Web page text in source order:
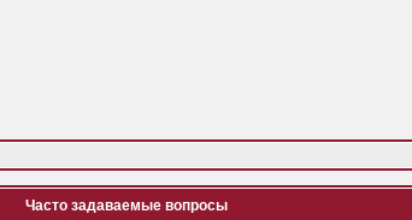
Часто задаваемые вопросы